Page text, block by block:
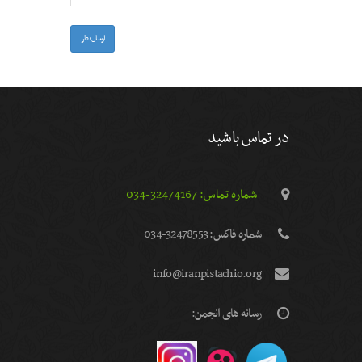
ارسال نظر
در تماس باشید
شماره تماس: 32474167-034
شماره فاكس: 32478553-034
info@iranpistachio.org
رسانه های انجمن: